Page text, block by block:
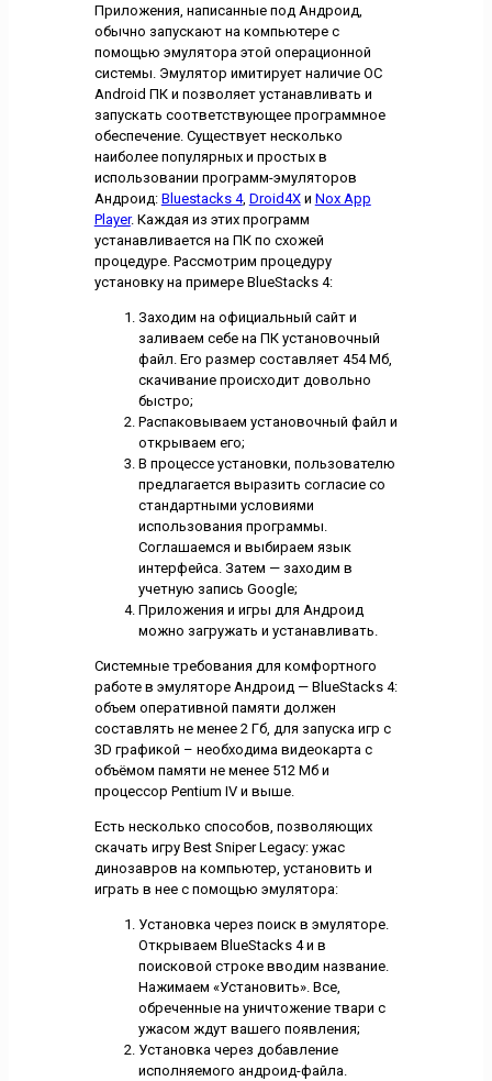
Приложения, написанные под Андроид,
обычно запускают на компьютере с
помощью эмулятора этой операционной
системы. Эмулятор имитирует наличие ОС
Android ПК и позволяет устанавливать и
запускать соответствующее программное
обеспечение. Существует несколько
наиболее популярных и простых в
использовании программ-эмуляторов
Андроид: Bluestacks 4, Droid4Xи Nox App
Player. Каждая из этих программ
устанавливается на ПК по схожей
процедуре. Рассмотрим процедуру
установку на примере BlueStacks 4:
Заходим на официальный сайт и
заливаем себе на ПК установочный
файл. Его размер составляет 454 Мб,
скачивание происходит довольно
быстро;
Распаковываем установочный файл и
открываем его;
В процессе установки, пользователю
предлагается выразить согласие со
стандартными условиями
использования программы.
Соглашаемся и выбираем язык
интерфейса. Затем — заходим в
учетную запись Google;
Приложения и игры для Андроид
можно загружать и устанавливать.
Системные требования для комфортного
работе в эмуляторе Андроид — BlueStacks 4:
объем оперативной памяти должен
составлять не менее 2 Гб, для запуска игр с
3D графикой – необходима видеокарта с
объёмом памяти не менее 512 Мб и
процессор Pentium IV и выше.
Есть несколько способов, позволяющих
скачать игру Best Sniper Legacy: ужас
динозавров на компьютер, установить и
играть в нее с помощью эмулятора:
Установка через поиск в эмуляторе.
Открываем BlueStacks 4 и в
поисковой строке вводим название.
Нажимаем «Установить». Все,
обреченные на уничтожение твари с
ужасом ждут вашего появления;
Установка через добавление
исполняемого андроид-файла.